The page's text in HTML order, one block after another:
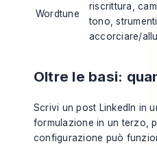
Wordtune
riscrittura,
tono,
accorciare/
Oltre le basi:
Scrivi un post LinkedIn in
formulazione in un terzo,
configurazione può